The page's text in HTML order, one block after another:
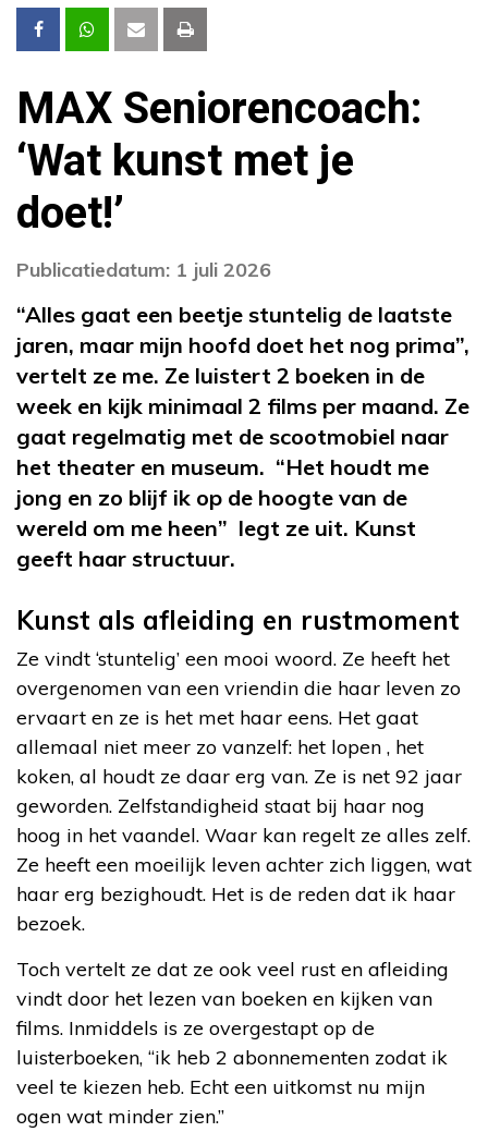
MAX Seniorencoach:
‘Wat kunst met je
doet!’
Publicatiedatum: 1 juli 2026
“Alles gaat een beetje stuntelig de laatste
jaren, maar mijn hoofd doet het nog prima”,
vertelt ze me. Ze luistert 2 boeken in de
week en kijk minimaal 2 films per maand. Ze
gaat regelmatig met de scootmobiel naar
het theater en museum. “Het houdt me
jong en zo blijf ik op de hoogte van de
wereld om me heen” legt ze uit. Kunst
geeft haar structuur.
Kunst als afleiding en rustmoment
Ze vindt ‘stuntelig’ een mooi woord. Ze heeft het
overgenomen van een vriendin die haar leven zo
ervaart en ze is het met haar eens. Het gaat
allemaal niet meer zo vanzelf: het lopen , het
koken, al houdt ze daar erg van. Ze is net 92 jaar
geworden. Zelfstandigheid staat bij haar nog
hoog in het vaandel. Waar kan regelt ze alles zelf.
Ze heeft een moeilijk leven achter zich liggen, wat
haar erg bezighoudt. Het is de reden dat ik haar
bezoek.
Toch vertelt ze dat ze ook veel rust en afleiding
vindt door het lezen van boeken en kijken van
films. Inmiddels is ze overgestapt op de
luisterboeken, “ik heb 2 abonnementen zodat ik
veel te kiezen heb. Echt een uitkomst nu mijn
ogen wat minder zien.”